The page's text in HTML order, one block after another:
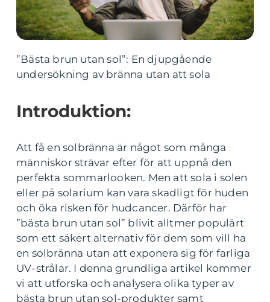
”Bästa brun utan sol”: En djupgående
undersökning av bränna utan att sola
Introduktion:
Att få en solbränna är något som många
människor strävar efter för att uppnå den
perfekta sommarlooken. Men att sola i solen
eller på solarium kan vara skadligt för huden
och öka risken för hudcancer. Därför har
”bästa brun utan sol” blivit alltmer populärt
som ett säkert alternativ för dem som vill ha
en solbränna utan att exponera sig för farliga
UV-strålar. I denna grundliga artikel kommer
vi att utforska och analysera olika typer av
bästa brun utan sol-produkter samt